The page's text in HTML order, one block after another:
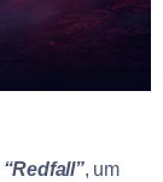
“Redfall”, um